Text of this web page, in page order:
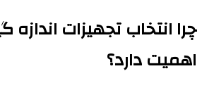
​چرا انتخاب تجهیزات
اهمیت دارد؟